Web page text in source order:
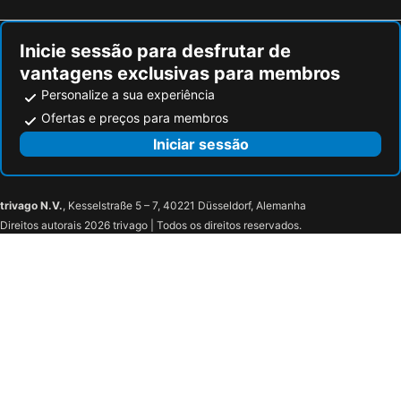
Inicie sessão para desfrutar de
vantagens exclusivas para membros
Personalize a sua experiência
Ofertas e preços para membros
Iniciar sessão
trivago N.V., Kesselstraße 5 – 7, 40221 Düsseldorf, Alemanha
Direitos autorais 2026 trivago | Todos os direitos reservados.